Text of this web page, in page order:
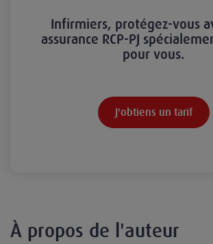
Infirmiers, protégez-vous
assurance RCP-PJ
pour vous.
J'obtiens un tarif
À propos de l'auteur